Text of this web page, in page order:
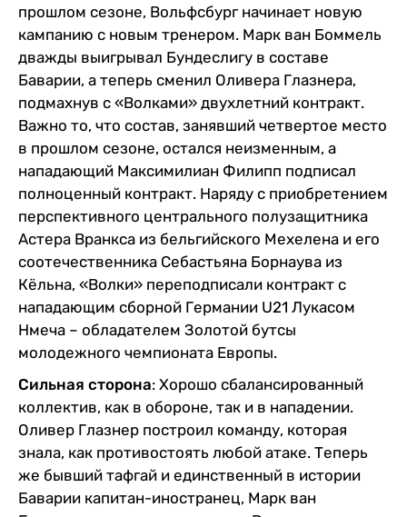
прошлом сезоне, Вольфсбург начинает новую
кампанию с новым тренером. Марк ван Боммель
дважды выигрывал Бундеслигу в составе
Баварии, а теперь сменил Оливера Глазнера,
подмахнув с «Волками» двухлетний контракт.
Важно то, что состав, занявший четвертое место
в прошлом сезоне, остался неизменным, а
нападающий Максимилиан Филипп подписал
полноценный контракт. Наряду с приобретением
перспективного центрального полузащитника
Астера Вранкса из бельгийского Мехелена и его
соотечественника Себастьяна Борнаува из
Кёльна, «Волки» переподписали контракт с
нападающим сборной Германии U21 Лукасом
Нмеча – обладателем Золотой бутсы
молодежного чемпионата Европы.
Сильная сторона: Хорошо сбалансированный
коллектив, как в обороне, так и в нападении.
Оливер Глазнер построил команду, которая
знала, как противостоять любой атаке. Теперь
же бывший тафгай и единственный в истории
Баварии капитан-иностранец, Марк ван